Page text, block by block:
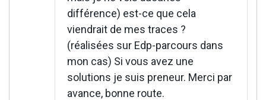
différence) est-ce que cela
viendrait de mes traces ?
(réalisées sur Edp-parcours dans
mon cas) Si vous avez une
solutions je suis preneur. Merci par
avance, bonne route.